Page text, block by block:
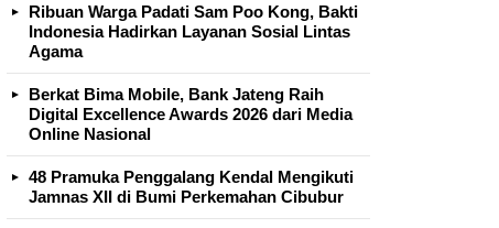
Ribuan Warga Padati Sam Poo Kong, Bakti
Indonesia Hadirkan Layanan Sosial Lintas
Agama
Berkat Bima Mobile, Bank Jateng Raih
Digital Excellence Awards 2026 dari Media
Online Nasional
48 Pramuka Penggalang Kendal Mengikuti
Jamnas XII di Bumi Perkemahan Cibubur